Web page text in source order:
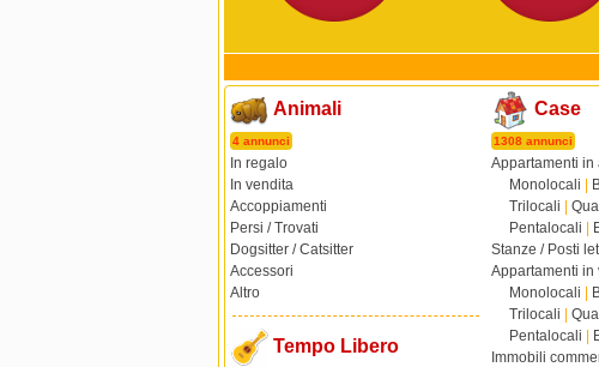
Animali
4 annunci
In regalo
In vendita
Accoppiamenti
Persi / Trovati
Dogsitter / Catsitter
Accessori
Altro
Tempo Libero
Case
1308 annunci
Appartamenti in
Monolocali
Trilocali
Pentalocali
Stanze / Posti
Appartamenti in
Monolocali
Trilocali
Pentalocali
Immobili